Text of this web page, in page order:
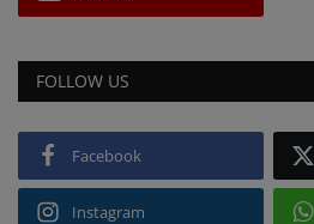
FOLLOW US
Facebook
Instagram